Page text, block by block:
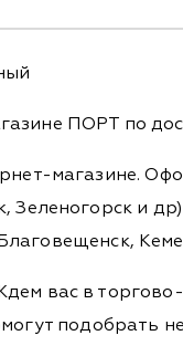
ПОРТ по
магазине.
и
вас в
подобрать